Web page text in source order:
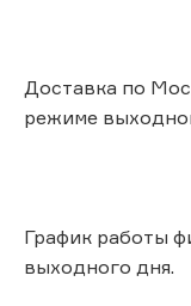
Доставка по
режиме
График работы
выходного дня.